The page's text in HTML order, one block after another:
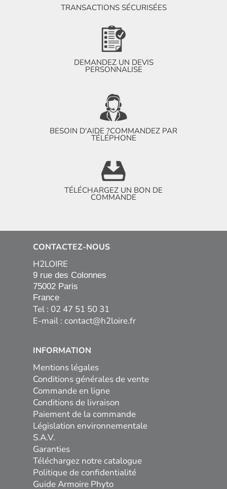
TRANSACTIONS SÉCURISÉES
DEMANDEZ UN DEVIS
PERSONNALISE
BESOIN D'AIDE ?COMMANDEZ PAR
TÉLÉPHONE
TÉLÉCHARGEZ UN BON DE
COMMANDE
CONTACTEZ-NOUS
H2LOIRE
9 rue des Colonnes
75002 Paris
France
Tel : 02 47 51 50 31
E-mail : contact@h2loire.fr
INFORMATION
Mentions légales
Conditions générales de vente
Commande en ligne
Conditions de livraison
Paiement de la commande
Législation environnementale
S.A.V.
Garanties
Téléchargez notre catalogue
Politique de confidentialité
Guide Armoire Phyto